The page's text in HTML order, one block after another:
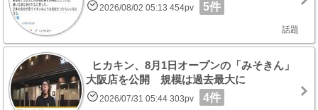
2026/08/02 05:13 454pv 5件
話題
ヒカキン、8月1日オープンの「みそきん」
大阪店を公開 規模は過去最大に
2026/07/31 05:44 303pv 4件